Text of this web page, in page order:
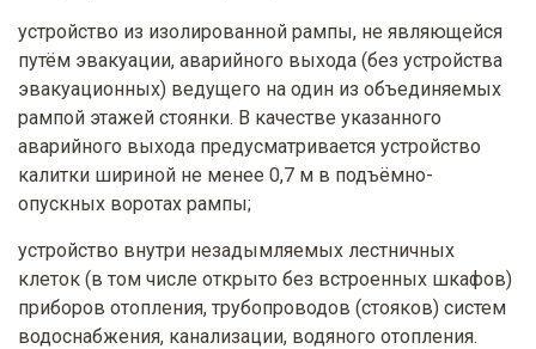
устройство из изолированной рампы, не являющейся
путём эвакуации, аварийного выхода (без устройства
эвакуационных) ведущего на один из объединяемых
рампой этажей стоянки. В качестве указанного
аварийного выхода предусматривается устройство
калитки шириной не менее 0,7 м в подъёмно-
опускных воротах рампы;
устройство внутри незадымляемых лестничных
клеток (в том числе открыто без встроенных шкафов)
приборов отопления, трубопроводов (стояков) систем
водоснабжения, канализации, водяного отопления.